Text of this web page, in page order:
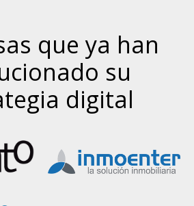
que ya han
su
digital